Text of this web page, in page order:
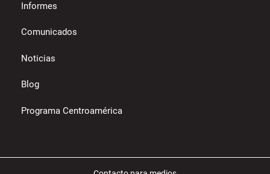
Informes
Comunicados
Noticias
Blog
Programa Centroamérica